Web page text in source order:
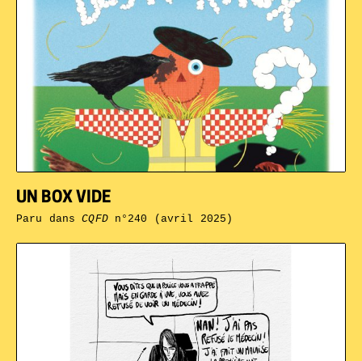
UN BOX VIDE
Paru dansCQFDn°240 (avril 2025)